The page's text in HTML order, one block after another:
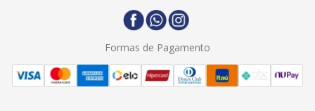
Formas de Pagamento